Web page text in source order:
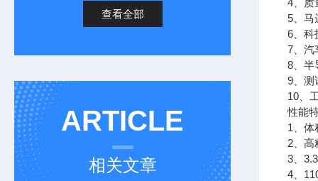
查看全部
ARTICLE
相关文章
4、质
5、马
6、科
7、汽
8、半
9、测
10、
性能
1、体
2、高
3、
4、